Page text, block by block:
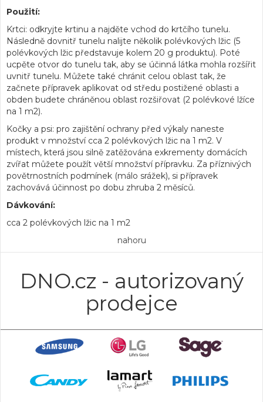
Použití:
Krtci: odkryjte krtinu a najděte vchod do krtčího tunelu.
Následně dovnitř tunelu nalijte několik polévkových lžic (5
polévkových lžic představuje kolem 20 g produktu). Poté
ucpěte otvor do tunelu tak, aby se účinná látka mohla rozšířit
uvnitř tunelu. Můžete také chránit celou oblast tak, že
začnete přípravek aplikovat od středu postižené oblasti a
obden budete chráněnou oblast rozšiřovat (2 polévkové lžíce
na 1 m2).
Kočky a psi: pro zajištění ochrany před výkaly naneste
produkt v množství cca 2 polévkových lžic na 1 m2. V
místech, která jsou silně zatěžována exkrementy domácích
zvířat můžete použít větší množství přípravku. Za příznivých
povětrnostních podmínek (málo srážek), si přípravek
zachovává účinnost po dobu zhruba 2 měsíců.
Dávkování:
cca 2 polévkových lžic na 1 m2
nahoru
DNO.cz - autorizovaný
prodejce